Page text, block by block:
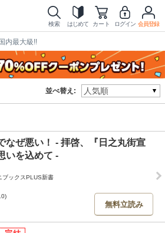
検索 はじめて カート ログイン 会員登録
内最大級!!
並べ替え:
なぜ悪い！ - 拝啓、『日之丸街宣
いを込めて -
ブックスPLUS新書
無料立読み